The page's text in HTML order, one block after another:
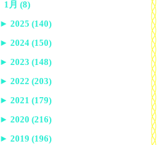
1月 (8)
► 2025 (140)
► 2024 (150)
► 2023 (148)
► 2022 (203)
► 2021 (179)
► 2020 (216)
► 2019 (196)